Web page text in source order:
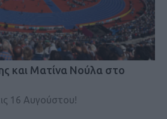
και Ματίνα Νούλα στο
16 Αυγούστου!